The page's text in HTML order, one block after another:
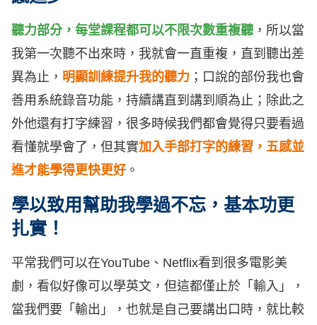
聽力部分，每堂課程都可以不限次數重複聽 ，所以當
我第一次聽不出來時，我就會一直重複，直到聽出差
異為止， 明顯訓練提升我的聽力 ；口說的部份我也會
善用系統錄音功能，持續講直到講到順為止；除此之
外他還有打字練習，很多時候我們都會覺得只要看過
看懂就學會了，但其實加入手部打字的練習，五感並
進才能學得更快更好 。
學以致用幫助我學過不忘，基本功更
扎實！
平常我們可以在YouTube、Netflix看到很多電影美
劇，看似好像可以學英文，但這都僅止於「輸入」，
當我們要「輸出」，也就是自己要講出口時，就比較